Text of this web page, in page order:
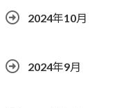
2024年10月
2024年9月